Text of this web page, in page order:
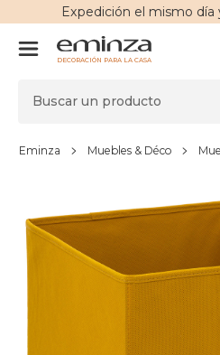
Expedición el mismo día
DECORACIÓN PARA LA CASA
Eminza Muebles & Déco